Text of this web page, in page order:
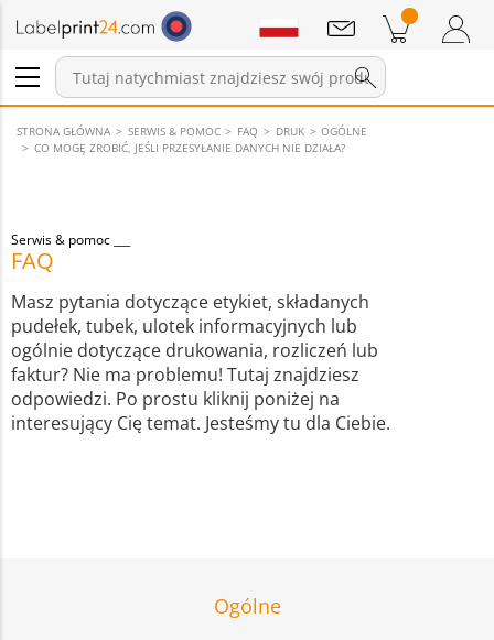
Zaloguj się / Zarejestruj
Pozycji w koszyku
Wiadomości
STRONA GŁÓWNA SERWIS & POMOC FAQ DRUK
OGÓLNE
CO MOGĘ ZROBIĆ, JEŚLI PRZESYŁANIE DANYCH NIE DZIAŁA?
Serwis & pomoc
FAQ
Masz pytania dotyczące etykiet, składanych
pudełek, tubek, ulotek informacyjnych lub
ogólnie dotyczące drukowania, rozliczeń lub
faktur? Nie ma problemu! Tutaj znajdziesz
odpowiedzi. Po prostu kliknij poniżej na
interesujący Cię temat. Jesteśmy tu dla Ciebie.
Ogólne